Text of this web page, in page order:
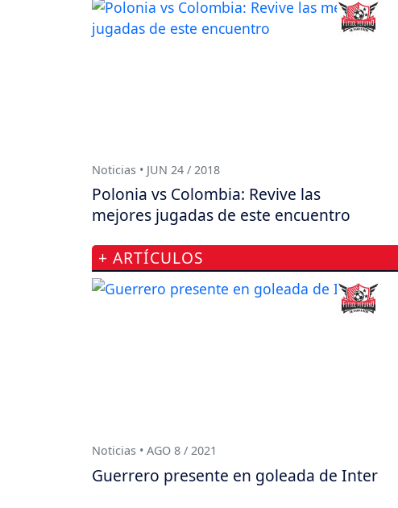
Noticias • JUN 24 / 2018
Polonia vs Colombia: Revive las
mejores jugadas de este encuentro
+ ARTÍCULOS
Noticias • AGO 8 / 2021
Guerrero presente en goleada de Inter